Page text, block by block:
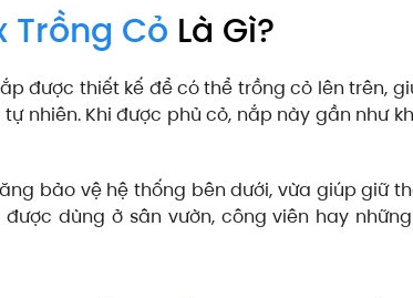
Trồng Cỏ Là Gì?
được thiết kế để có thể trồng cỏ lên trên,
nhiên. Khi được phủ cỏ, nắp này gần như
bảo vệ hệ thống bên dưới, vừa giúp giữ
dùng ở sân vườn, công viên hay